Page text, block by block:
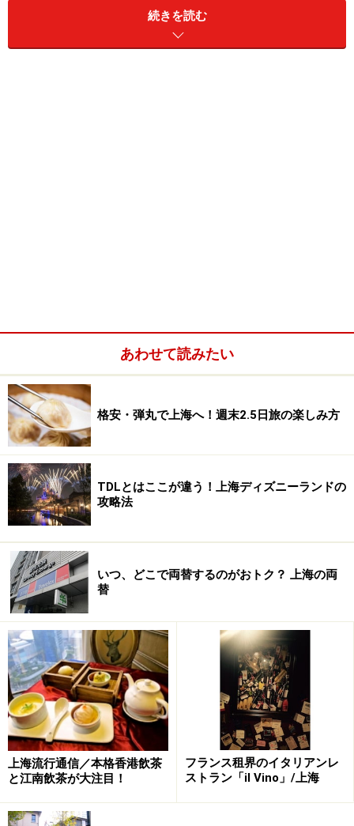
を指すのです。街中のどこにでもあるくらいにポピュラ
ーなマッサージですが、値段はピンキリ。
市内でも庶民色の濃い場所では、足裏マッサージが1時
間で28元の店もありますし、逆に外国人が多く住むエリ
アの高級な店では同じく1時間で180元というところもあ
ります。店構えや衛生面にはもちろんのこと、サービス
や技術面でも差があるのは仕方ないのかも？ 全身マッサ
ージでも安いところでは48元（60分）～、高級店では
300元（90分）近くするところもありますが、足裏も全
身マッサージも平均的には100元くらい（60分）が相場
です。
続きを読む
あわせて読みたい
格安・弾丸で上海へ！週末2.5日旅の楽しみ方
TDLとはここが違う！上海ディズニーランドの
攻略法
いつ、どこで両替するのがおトク？ 上海の両
替
上海流行通信／本格香港飲茶
と江南飲茶が大注目！
フランス租界のイタリアンレ
ストラン「il Vino」/上海